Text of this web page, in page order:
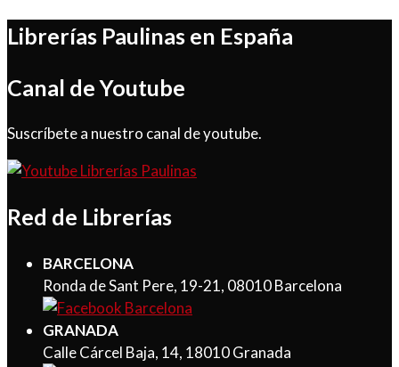
Librerías Paulinas en España
Canal de Youtube
Suscríbete a nuestro canal de youtube.
Red de Librerías
BARCELONA
Ronda de Sant Pere, 19-21, 08010 Barcelona
GRANADA
Calle Cárcel Baja, 14, 18010 Granada